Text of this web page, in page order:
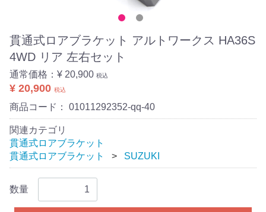
貫通式ロアブラケット アルトワークス HA36S
4WD リア 左右セット
通常価格： ¥ 20,900 税込
¥ 20,900 税込
商品コード： 01011292352-qq-40
関連カテゴリ
貫通式ロアブラケット
貫通式ロアブラケット
SUZUKI
数量